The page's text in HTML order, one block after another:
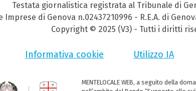
Testata giornalistica registrata al Tribunale di
di Genova n.02437210996 - R.E.A. di
Copyright © 2025 (V3) - Tutti i diritti
Informativa cookie Utilizzo IA
MENTELOCALE WEB, a seguito della